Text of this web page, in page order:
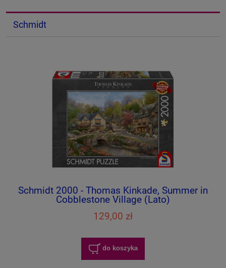
Schmidt
Schmidt 2000 - Thomas Kinkade, Summer in
Cobblestone Village (Lato)
129,00 zł
do koszyka